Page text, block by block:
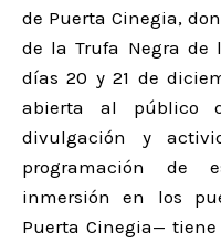
de Puerta Cinegia,
de la Trufa Negra de
días 20 y 21 de
abierta al público
divulgación y
programación de
inmersión en los
Puerta Cinegia—